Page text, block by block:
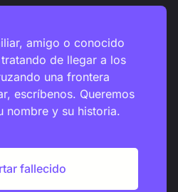
amigo o conocido
de llegar a los
una frontera
escríbenos. Queremos
nombre y su historia.
fallecido